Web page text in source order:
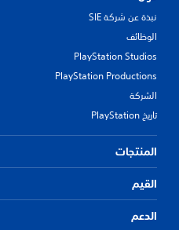
نبذة عن شركة SIE
الوظائف
PlayStation Studios
PlayStation Productions
الشركة
تاريخ PlayStation
المنتجات
القيم
الدعم